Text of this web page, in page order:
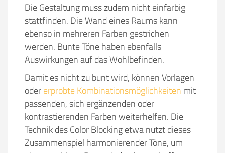
Die Gestaltung muss zudem nicht einfarbig
stattfinden. Die Wand eines Raums kann
ebenso in mehreren Farben gestrichen
werden. Bunte Töne haben ebenfalls
Auswirkungen auf das Wohlbefinden.
Damit es nicht zu bunt wird, können Vorlagen
odererprobte Kombinationsmöglichkeiten mit
passenden, sich ergänzenden oder
kontrastierenden Farben weiterhelfen. Die
Technik des Color Blocking etwa nutzt dieses
Zusammenspiel harmonierender Töne, um